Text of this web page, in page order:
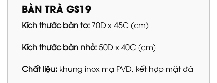
BÀN TRÀ GS19
Kích thước bàn to: 70D x 45C (cm)
Kích thước bàn nhỏ:50D x 40C (cm)
Chất liệu: khung inox mạ PVD, kết hợp mặt đá